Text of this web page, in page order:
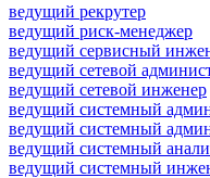
ведущий рекрутер
ведущий риск-менеджер
ведущий сервисный
ведущий сетевой
ведущий сетевой инженер
ведущий системный
ведущий системный
ведущий системный
ведущий системный